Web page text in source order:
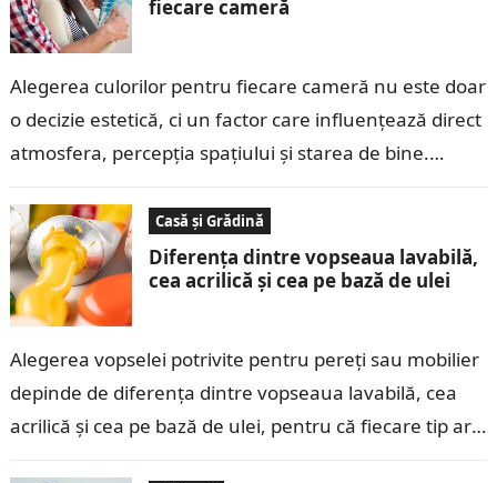
fiecare cameră
Alegerea culorilor pentru fiecare cameră nu este doar
o decizie estetică, ci un factor care influențează direct
atmosfera, percepția spațiului și starea de bine.
Casă și Grădină
Diferența dintre vopseaua lavabilă,
cea acrilică și cea pe bază de ulei
Alegerea vopselei potrivite pentru pereți sau mobilier
depinde de diferența dintre vopseaua lavabilă, cea
acrilică și cea pe bază de ulei, pentru că fiecare tip are